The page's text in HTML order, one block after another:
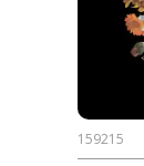
159215